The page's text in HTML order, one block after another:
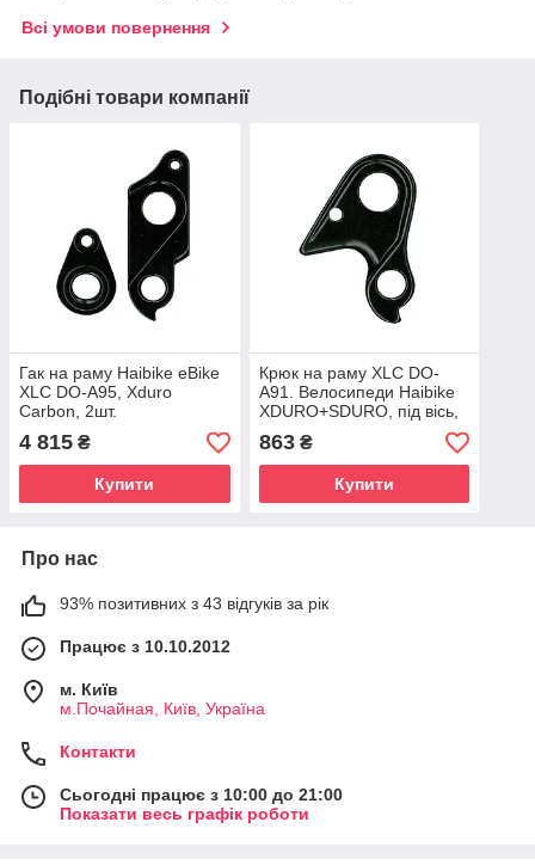
Всі умови повернення
Подібні товари компанії
Гак на раму Haibike eBike
XLC DO-A95, Xduro
Carbon, 2шт.
4 815 ₴
Купити
Крюк на раму XLC DO-
A91. Велосипеди Haibike
XDURO+SDURO, під вісь,
2017-2019
863₴
Купити
Про нас
93% позитивних з 43 відгуків за рік
Працює з 10.10.2012
м. Київ
м.Почайная, Київ, Україна
Контакти
Сьогодні працює з 10:00 до 21:00
Показати весь графік роботи